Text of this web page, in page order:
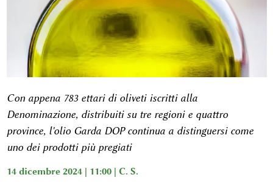
Con appena 783 ettari di oliveti iscritti alla
Denominazione, distribuiti su tre regioni e quattro
province, l'olio Garda DOP continua a distinguersi come
uno dei prodotti più pregiati
14 dicembre 2024 | 11:00 | C. S.